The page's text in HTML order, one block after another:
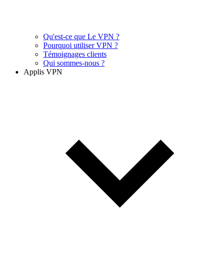
Qu'est-ce que Le VPN ?
Pourquoi utiliser VPN ?
Témoignages clients
Qui sommes-nous ?
Applis VPN